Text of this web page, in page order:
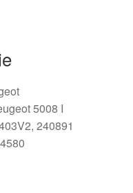
5008 I
240891